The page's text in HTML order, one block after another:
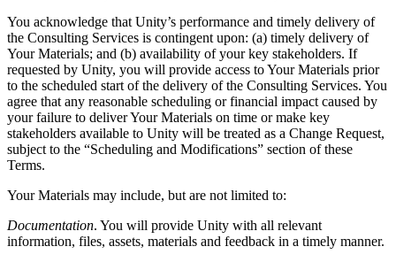
You acknowledge that Unity’s performance and timely delivery of
the Consulting Services is contingent upon: (a) timely delivery of
Your Materials; and (b) availability of your key stakeholders. If
requested by Unity, you will provide access to Your Materials prior
to the scheduled start of the delivery of the Consulting Services. You
agree that any reasonable scheduling or financial impact caused by
your failure to deliver Your Materials on time or make key
stakeholders available to Unity will be treated as a Change Request,
subject to the “Scheduling and Modifications” section of these
Terms.
Your Materials may include, but are not limited to:
Documentation. You will provide Unity with all relevant
information, files, assets, materials and feedback in a timely manner.